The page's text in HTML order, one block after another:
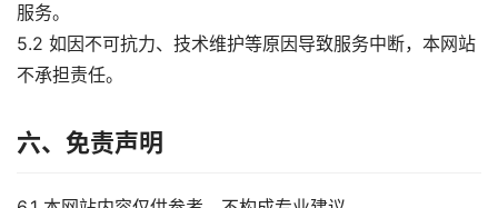
服务。
5.2 如因不可抗力、技术维护等原因导致服务中断，本网站
不承担责任。
六、免责声明